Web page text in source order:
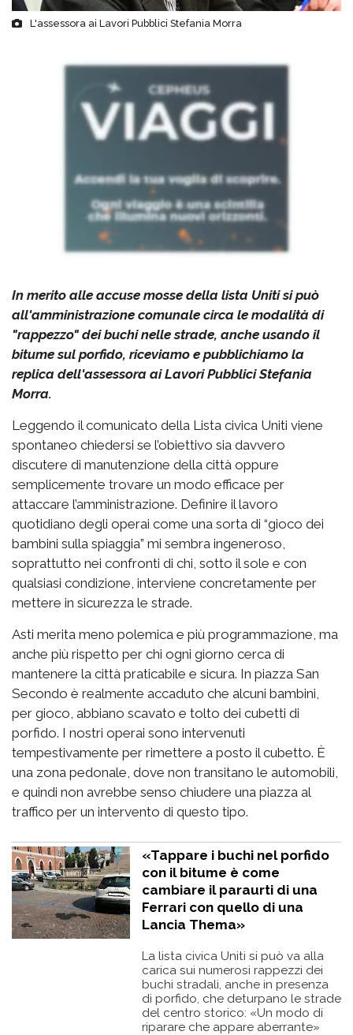
L'assessora ai Lavori Pubblici Stefania Morra
In merito alle accuse mosse della lista Uniti si può
all'amministrazione comunale circa le modalità di
"rappezzo" dei buchi nelle strade, anche usando il
bitume sul porfido, riceviamo e pubblichiamo la
replica dell'assessora ai Lavori Pubblici Stefania
Morra.
Leggendo il comunicato della Lista civica Uniti viene
spontaneo chiedersi se l’obiettivo sia davvero
discutere di manutenzione della città oppure
semplicemente trovare un modo efficace per
attaccare l’amministrazione. Definire il lavoro
quotidiano degli operai come una sorta di “gioco dei
bambini sulla spiaggia” mi sembra ingeneroso,
soprattutto nei confronti di chi, sotto il sole e con
qualsiasi condizione, interviene concretamente per
mettere in sicurezza le strade.
Asti merita meno polemica e più programmazione, ma
anche più rispetto per chi ogni giorno cerca di
mantenere la città praticabile e sicura. In piazza San
Secondo è realmente accaduto che alcuni bambini,
per gioco, abbiano scavato e tolto dei cubetti di
porfido. I nostri operai sono intervenuti
tempestivamente per rimettere a posto il cubetto. È
una zona pedonale, dove non transitano le automobili,
e quindi non avrebbe senso chiudere una piazza al
traffico per un intervento di questo tipo.
«Tappare i buchi nel porfido
con il bitume è come
cambiare il paraurti di una
Ferrari con quello di una
Lancia Thema»
La lista civica Uniti si può va alla
carica sui numerosi rappezzi dei
buchi stradali, anche in presenza
di porfido, che deturpano le strade
del centro storico: «Un modo di
riparare che appare aberrante»